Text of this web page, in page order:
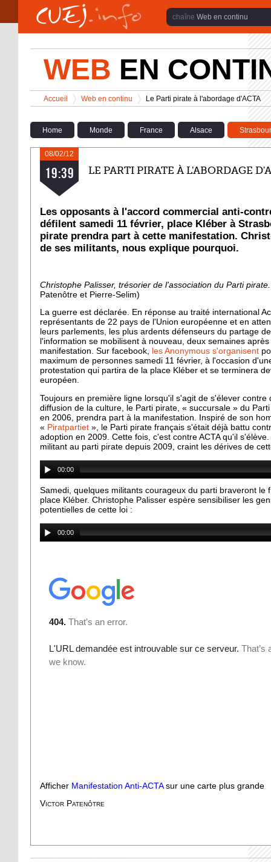
Aller au contenu principal
Web en continu
WEB EN
Vous êtes ici
Accueil
>
Web en continu
>
Le Parti pirate à l'abordage d'ACTA
Home Monde France Alsace
08/02/12
19:39 LE PARTI PIRATE À L'ABORDAGE
Les opposants à l'accord commercial anti-
défilent samedi 11 février, place Kléber à
pirate prendra part à cette manifestation.
de ses militants, nous explique pourquoi.
Christophe Palisser, trésorier de l'association du Parti
Patenôtre et Pierre-Selim)
La guerre est déclarée. En réponse au traité international
représentants de 22 pays de l'Union européenne et en
leurs parlements, les plus ardents défenseurs du partage
l'information se mobilisent à nouveau, deux semaines
manifestation. Sur facebook, les Anonymous s'organisent
maximum de personnes samedi 11 février, à l'occasion
protestation qui partira de la place Kléber et se terminera
européen.
Toujours en première ligne lorsqu'il s'agit de s'élever contre
diffusion de la culture, le Parti pirate, « succursale » du
en 2006, prendra part à la manifestation. Inspiré de son
« Piratpartiet », le Parti pirate français s'était déjà battu
adoption en 2009. Cette fois, c'est contre ACTA qu'il
militant au parti pirate depuis 2009, craint les dérives de
00:00
Samedi, quelques militants courageux du parti braveront le
place Kléber. Christophe Palisser espère sensibiliser les
potentielles de cette loi :
00:00
Afficher Manifestation Anti-ACTAsur une carte plus grande
Victor Patenôtre